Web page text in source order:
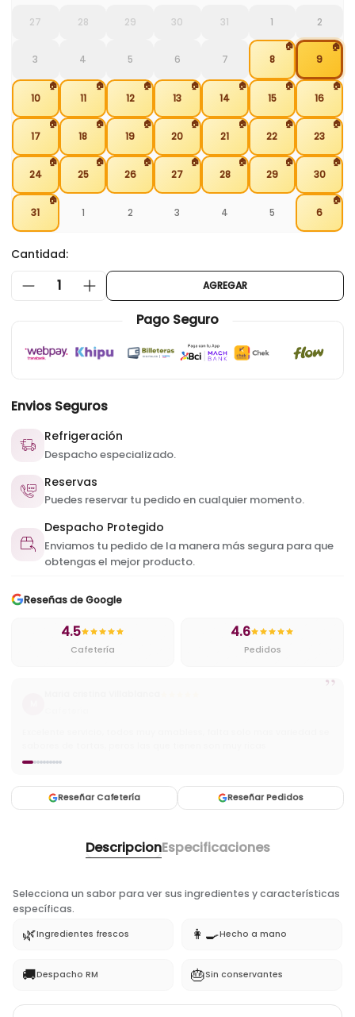
27 28 29 30 31 1 2
3 4 5 6 7 8
🏠
9
🏠
10
🏠
11
🏠
12
🏠
13
🏠
14
🏠
15
🏠
16
🏠
17
🏠
18
🏠
19
🏠
20
🏠
21
🏠
22
🏠
23
🏠
24
🏠
25
🏠
26
🏠
27
🏠
28
🏠
29
🏠
30
🏠
31
🏠
1 2 3 4 5 6
🏠
Cantidad:
1 AGREGAR
Pago Seguro
Envios Seguros
Refrigeración
Despacho especializado.
Reservas
Puedes reservar tu pedido en cualquier momento.
Despacho Protegido
Enviamos tu pedido de la manera más segura para que
obtengas el mejor producto.
Reseñas de Google
4.5
Cafetería
4.6
Pedidos
”
Reseñar Cafetería Reseñar Pedidos
DescripcionEspecificaciones
Selecciona un sabor para ver sus ingredientes y características
específicas.
🌿Ingredientes frescos 👩‍🍳Hecho a mano
🚚Despacho RM 🎂Sin conservantes